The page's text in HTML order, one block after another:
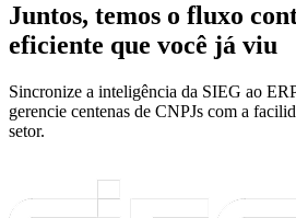
Juntos, temos o fluxo
eficiente que você já viu
Sincronize a inteligência da SIEG ao
gerencie centenas de CNPJs com a
setor.